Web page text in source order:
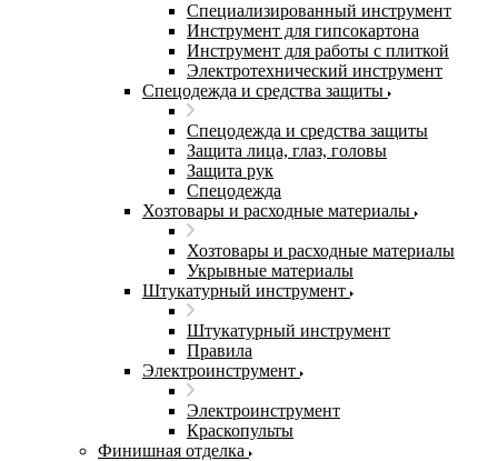
Специализированный инструмент
Инструмент для гипсокартона
Инструмент для работы с плиткой
Электротехнический инструмент
Спецодежда и средства защиты
Спецодежда и средства защиты
Защита лица, глаз, головы
Защита рук
Спецодежда
Хозтовары и расходные материалы
Хозтовары и расходные материалы
Укрывные материалы
Штукатурный инструмент
Штукатурный инструмент
Правила
Электроинструмент
Электроинструмент
Краскопульты
Финишная отделка